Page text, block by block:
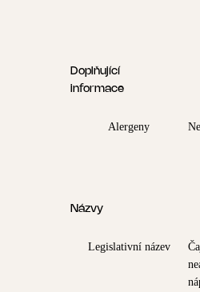
Doplňující
informace
Alergeny Ne
Názvy
Legislativní název